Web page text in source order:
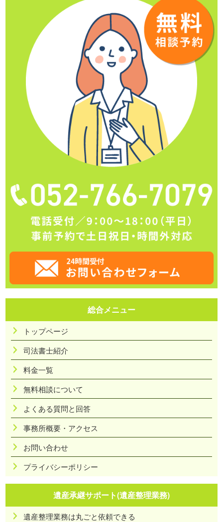
総合メニュー
トップページ
司法書士紹介
料金一覧
無料相談について
よくある質問と回答
事務所概要・アクセス
お問い合わせ
プライバシーポリシー
遺産承継サポート(遺産整理業務)
遺産整理業務は丸ごと依頼できる